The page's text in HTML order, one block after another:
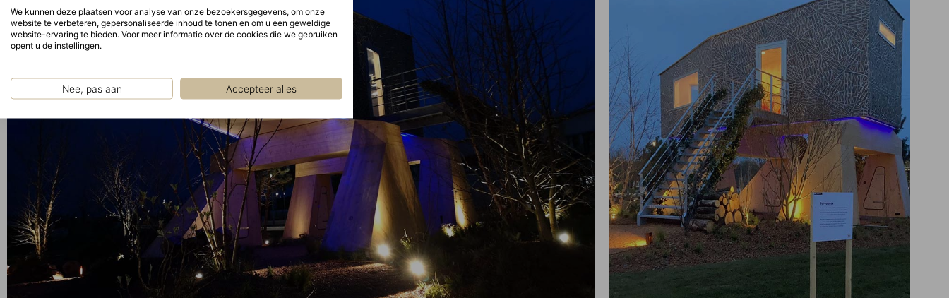
We kunnen deze plaatsen voor analyse van onze bezoekersgegevens, om onze
website te verbeteren, gepersonaliseerde inhoud te tonen en om u een geweldige
website-ervaring te bieden. Voor meer informatie over de cookies die we gebruiken
opent u de instellingen.
Nee, pas aan Accepteer alles